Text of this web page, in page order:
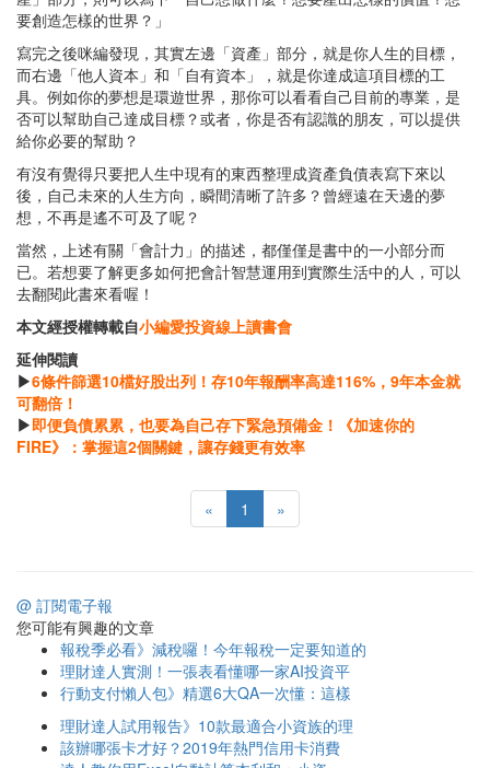
要創造怎樣的世界？」
寫完之後咪編發現，其實左邊「資產」部分，就是你人生的目標，
而右邊「他人資本」和「自有資本」，就是你達成這項目標的工
具。例如你的夢想是環遊世界，那你可以看看自己目前的專業，是
否可以幫助自己達成目標？或者，你是否有認識的朋友，可以提供
給你必要的幫助？
有沒有覺得只要把人生中現有的東西整理成資產負債表寫下來以
後，自己未來的人生方向，瞬間清晰了許多？曾經遠在天邊的夢
想，不再是遙不可及了呢？
當然，上述有關「會計力」的描述，都僅僅是書中的一小部分而
已。若想要了解更多如何把會計智慧運用到實際生活中的人，可以
去翻閱此書來看喔！
本文經授權轉載自小編愛投資線上讀書會
延伸閱讀
▶6條件篩選10檔好股出列！存10年報酬率高達116%，9年本金就
可翻倍！
▶即便負債累累，也要為自己存下緊急預備金！《加速你的
FIRE》：掌握這2個關鍵，讓存錢更有效率
« 1 »
@ 訂閱電子報
您可能有興趣的文章
報稅季必看》減稅囉！今年報稅一定要知道的
理財達人實測！一張表看懂哪一家AI投資平
行動支付懶人包》精選6大QA一次懂：這樣
理財達人試用報告》10款最適合小資族的理
該辦哪張卡才好？2019年熱門信用卡消費